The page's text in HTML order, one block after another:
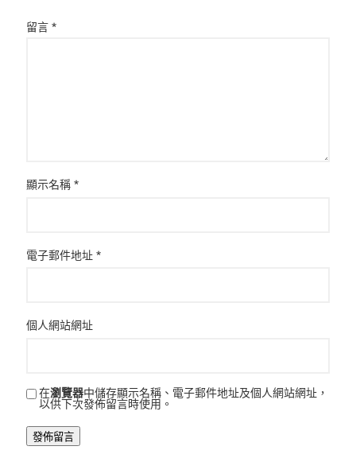
留言 *
顯示名稱 *
電子郵件地址 *
個人網站網址
在瀏覽器中儲存顯示名稱、電子郵件地址及個人網站網址，
以供下次發佈留言時使用。